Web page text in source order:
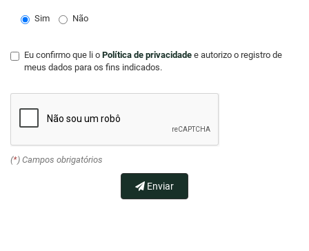
Sim Não
Eu confirmo que li o Política de privacidade e autorizo o registro de
meus dados para os fins indicados.
(*) Campos obrigatórios
Enviar